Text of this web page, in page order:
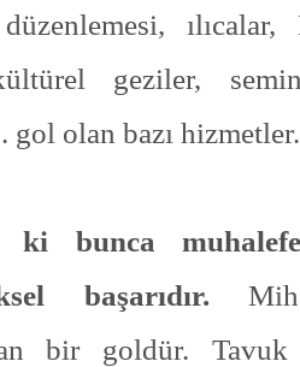
ılıcalar,
geziler,
olan bazı hizmetler.
ki bunca
başarıdır.
bir goldür.